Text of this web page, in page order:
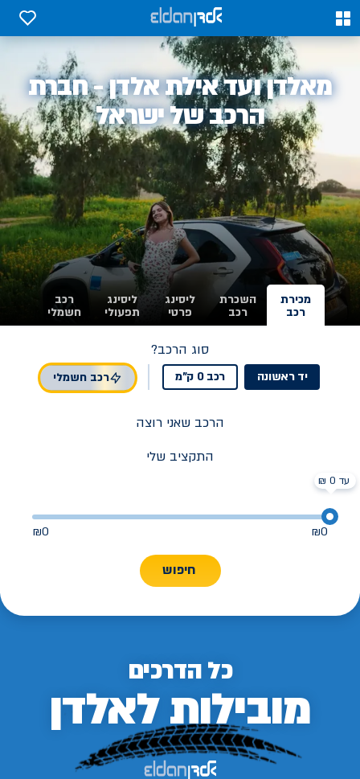
0
0
אלדן
מאלדן ועד אילת אלדן - חברת
הרכב של ישראל
מכירת
רכב
השכרת
רכב
ליסינג
פרטי
ליסינג
תפעולי
רכב
חשמלי
סוג הרכב?
יד ראשונה רכב 0 ק"מ רכב חשמלי
הרכב שאני רוצה
התקציב שלי
₪0
₪0
חיפוש
כל הדרכים
מובילות לאלדן
עד 0 ₪